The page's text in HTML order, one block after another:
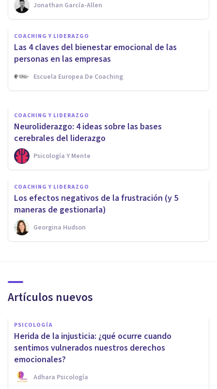
Jonathan García-Allen
COACHING Y LIDERAZGO
Las 4 claves del bienestar emocional de las
personas en las empresas
Escuela Europea De Coaching
ENTREVISTAS
Josep Puyuelo: «El líder actual
es una persona ágil, empática
y con una gran inteligencia
emocional»
Bertrand Regader
COACHING Y LIDERAZGO
Neuroliderazgo: 4 ideas sobre las bases
cerebrales del liderazgo
Psicología Y Mente
COACHING Y LIDERAZGO
Los efectos negativos de la frustración (y 5
maneras de gestionarla)
Georgina Hudson
Artículos nuevos
PSICOLOGÍA
Herida de la injusticia: ¿qué ocurre cuando
sentimos vulnerados nuestros derechos
emocionales?
Adhara Psicología